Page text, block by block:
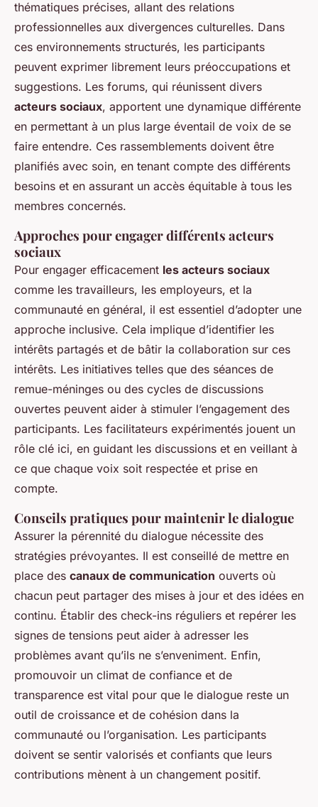
thématiques précises, allant des relations
professionnelles aux divergences culturelles. Dans
ces environnements structurés, les participants
peuvent exprimer librement leurs préoccupations et
suggestions. Les forums, qui réunissent divers
acteurs sociaux, apportent une dynamique différente
en permettant à un plus large éventail de voix de se
faire entendre. Ces rassemblements doivent être
planifiés avec soin, en tenant compte des différents
besoins et en assurant un accès équitable à tous les
membres concernés.
Approches pour engager différents acteurs
sociaux
Pour engager efficacement les acteurs sociaux
comme les travailleurs, les employeurs, et la
communauté en général, il est essentiel d’adopter une
approche inclusive. Cela implique d’identifier les
intérêts partagés et de bâtir la collaboration sur ces
intérêts. Les initiatives telles que des séances de
remue-méninges ou des cycles de discussions
ouvertes peuvent aider à stimuler l’engagement des
participants. Les facilitateurs expérimentés jouent un
rôle clé ici, en guidant les discussions et en veillant à
ce que chaque voix soit respectée et prise en
compte.
Conseils pratiques pour maintenir le dialogue
Assurer la pérennité du dialogue nécessite des
stratégies prévoyantes. Il est conseillé de mettre en
place des canaux de communication ouverts où
chacun peut partager des mises à jour et des idées en
continu. Établir des check-ins réguliers et repérer les
signes de tensions peut aider à adresser les
problèmes avant qu’ils ne s’enveniment. Enfin,
promouvoir un climat de confiance et de
transparence est vital pour que le dialogue reste un
outil de croissance et de cohésion dans la
communauté ou l’organisation. Les participants
doivent se sentir valorisés et confiants que leurs
contributions mènent à un changement positif.